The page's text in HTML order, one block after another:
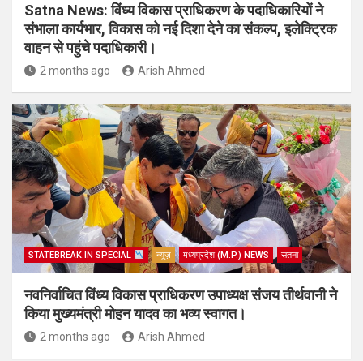
Satna News: विंध्य विकास प्राधिकरण के पदाधिकारियों ने
संभाला कार्यभार, विकास को नई दिशा देने का संकल्प, इलेक्ट्रिक
वाहन से पहुंचे पदाधिकारी।
2 months ago Arish Ahmed
STATEBREAK.IN SPECIAL न्यूज़ मध्यप्रदेश (M.P.) NEWS सतना
नवनिर्वाचित विंध्य विकास प्राधिकरण उपाध्यक्ष संजय तीर्थवानी ने
किया मुख्यमंत्री मोहन यादव का भव्य स्वागत।
2 months ago Arish Ahmed